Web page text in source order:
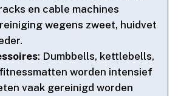
en cable machines
wegens zweet, huidvet
: Dumbbells, kettlebells,
worden intensief
vaak gereinigd worden